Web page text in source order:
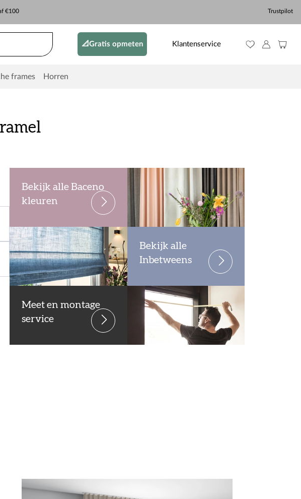
€100 Trustpilot
📐Gratis opmeten Klantenservice
frames Horren
Bekijk alle Baceno
kleuren
Bekijk alle
Inbetweens
Meet en montage
service